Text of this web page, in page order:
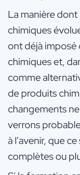
La manière
chimiques
ont déjà
chimiques et,
comme
de produits
changements
verrons
à l'avenir, que
complètes ou